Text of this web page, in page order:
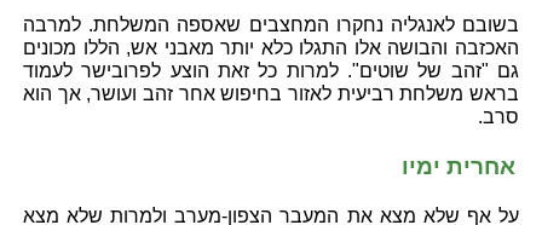
בשובם לאנגליה נחקרו המחצבים שאספה המשלחת. למרבה
האכזבה והבושה אלו התגלו כלא יותר מאבני אש, הללו מכונים
גם "זהב של שוטים". למרות כל זאת הוצע לפרובישר לעמוד
בראש משלחת רביעית לאזור בחיפוש אחר זהב ועושר, אך הוא
סרב.
אחרית ימיו
על אף שלא מצא את המעבר הצפון-מערב ולמרות שלא מצא